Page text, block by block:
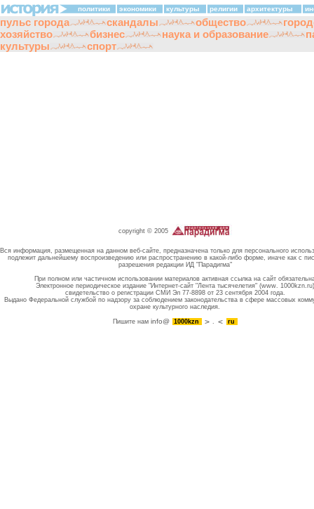
политики экономики культуры религии архитектуры
пульс города скандалы общество
хозяйство
бизнес наука и образование
культуры
спорт
copyright © 2005
Вся информация, размещенная на данном веб-сайте, предназначена только для персонального
подлежит дальнейшему воспроизведению или распространению в какой-либо форме, иначе как с
разрешения редакции ИД "Парадигма"
При полном или частичном использовании материалов активная ссылка на сайт
Электронное периодическое издание "Интернет-сайт "Лента тысячелетия" (www. 1000kzn.ru)
свидетельство о регистрации СМИ Эл 77-8898 от 23 сентября 2004 года.
Выдано Федеральной службой по надзору за соблюдением законодательства в сфере массовых
охране культурного наследия.
Пишите намinfo@ 1000kzn . ru